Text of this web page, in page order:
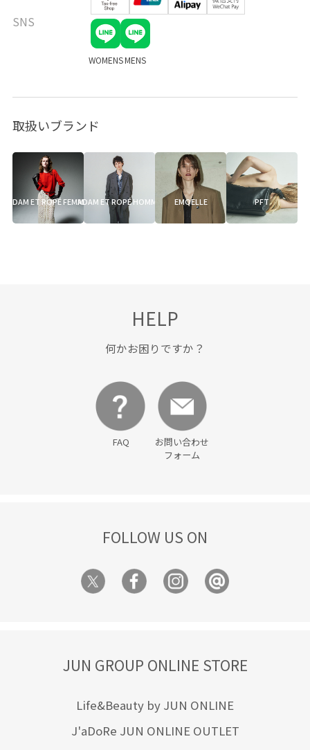
SNS
WOMENSMENS
取扱いブランド
ADAM ET ROPÉ FEMMEADAM ET ROPÉ HOMME EMOELLE PFT
HELP
何かお困りですか？
FAQ
お問い合わせ
フォーム
FOLLOW US ON
JUN GROUP ONLINE STORE
Life&Beauty by JUN ONLINE
J'aDoRe JUN ONLINE OUTLET